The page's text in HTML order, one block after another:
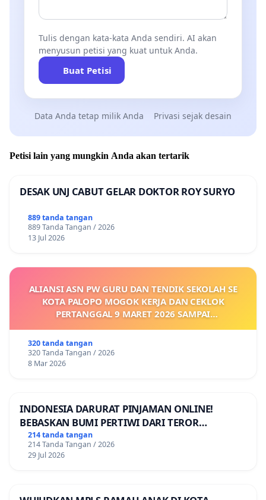
Tulis dengan kata-kata Anda sendiri. AI akan
menyusun petisi yang kuat untuk Anda.
Buat Petisi
Data Anda tetap milik Anda Privasi sejak desain
Petisi lain yang mungkin Anda akan tertarik
DESAK UNJ CABUT GELAR DOKTOR ROY SURYO
889 tanda tangan
889 Tanda Tangan / 2026
13 Jul 2026
ALIANSI ASN PW GURU DAN TENDIK SEKOLAH SE
KOTA PALOPO MOGOK KERJA DAN CEKLOK
PERTANGGAL 9 MARET 2026 SAMPAI
KEJELASAN SUMBER GAJI POKOK
320 tanda tangan
320 Tanda Tangan / 2026
8 Mar 2026
INDONESIA DARURAT PINJAMAN ONLINE!
BEBASKAN BUMI PERTIWI DARI TEROR
PINJAMAN ONLINE! TUTUP PINJOL!
214 tanda tangan
214 Tanda Tangan / 2026
29 Jul 2026